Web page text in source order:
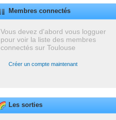
Membres connectés
Vous devez d'abord vous logguer
pour voir la liste des membres
connectés sur Toulouse
Créer un compte maintenant
Les sorties